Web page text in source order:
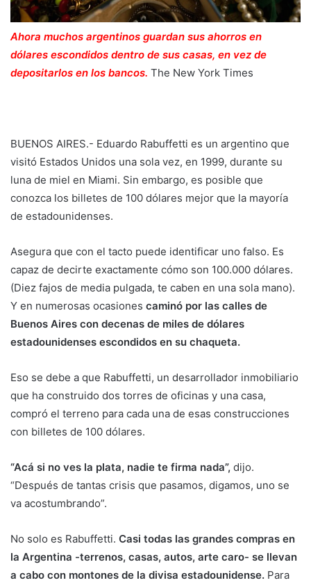
Ahora muchos argentinos guardan sus ahorros en
dólares escondidos dentro de sus casas, en vez de
depositarlos en los bancos. The New York Times
BUENOS AIRES.- Eduardo Rabuffetti es un argentino que
visitó Estados Unidos una sola vez, en 1999, durante su
luna de miel en Miami. Sin embargo, es posible que
conozca los billetes de 100 dólares mejor que la mayoría
de estadounidenses.
Asegura que con el tacto puede identificar uno falso. Es
capaz de decirte exactamente cómo son 100.000 dólares.
(Diez fajos de media pulgada, te caben en una sola mano).
Y en numerosas ocasiones caminó por las calles de
Buenos Aires con decenas de miles de dólares
estadounidenses escondidos en su chaqueta.
Eso se debe a que Rabuffetti, un desarrollador inmobiliario
que ha construido dos torres de oficinas y una casa,
compró el terreno para cada una de esas construcciones
con billetes de 100 dólares.
“Acá si no ves la plata, nadie te firma nada”, dijo.
“Después de tantas crisis que pasamos, digamos, uno se
va acostumbrando”.
No solo es Rabuffetti. Casi todas las grandes compras en
la Argentina -terrenos, casas, autos, arte caro- se llevan
a cabo con montones de la divisa estadounidense. Para